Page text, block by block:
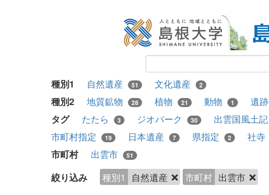
種別1 自然遺産 51 文化遺産 2
種別2 地質鉱物 28 植物 21 動物 1 遺跡
タグ たたら 3 ジオパーク 30 出雲国風土記
市町村指定 19 日本遺産 7 県指定 2 社寺
市町村 出雲市 51
絞り込み 種別1 自然遺産 市町村 出雲市